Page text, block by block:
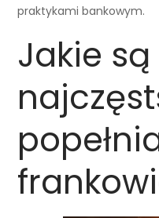
praktykami bankowym.
Jakie są